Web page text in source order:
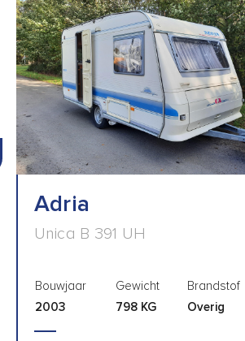
Adria
Unica B 391 UH
Bouwjaar
2003
Gewicht
798 KG
Brandstof
Overig